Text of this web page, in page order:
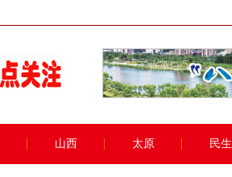
山西 太原 民生